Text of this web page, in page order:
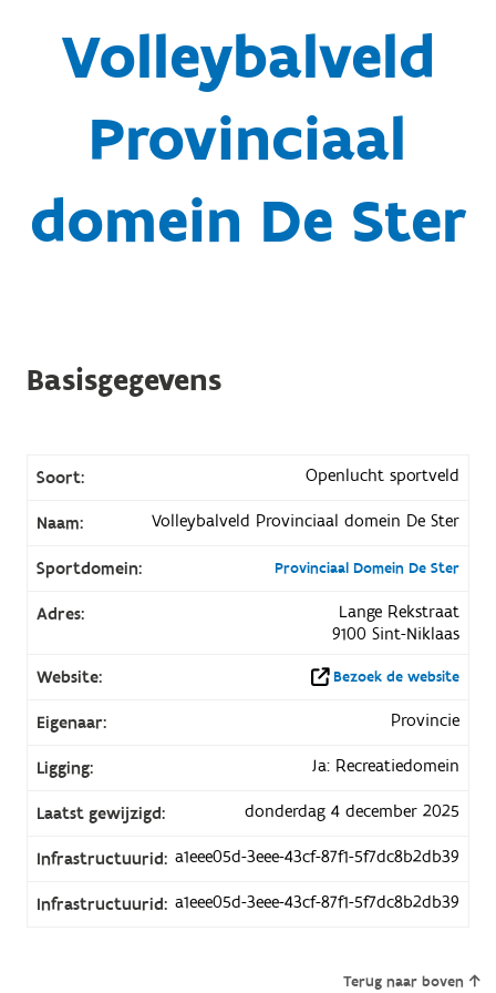
Volleybalveld
Provinciaal
domein De Ster
Basisgegevens
Soort: Openlucht sportveld
Naam: Volleybalveld Provinciaal domein De Ster
Sportdomein: Provinciaal Domein De Ster
Adres:
Lange Rekstraat
9100 Sint-Niklaas
Website:
Bezoek de website
Eigenaar: Provincie
Ligging: Ja: Recreatiedomein
Laatst gewijzigd: donderdag 4 december 2025
Infrastructuurid: a1eee05d-3eee-43cf-87f1-5f7dc8b2db39
Infrastructuurid: a1eee05d-3eee-43cf-87f1-5f7dc8b2db39
Terug naar boven